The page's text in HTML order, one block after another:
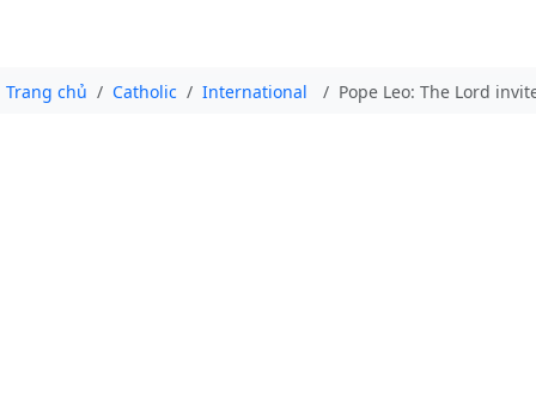
Trang chủ Catholic International Pope Leo: The Lord